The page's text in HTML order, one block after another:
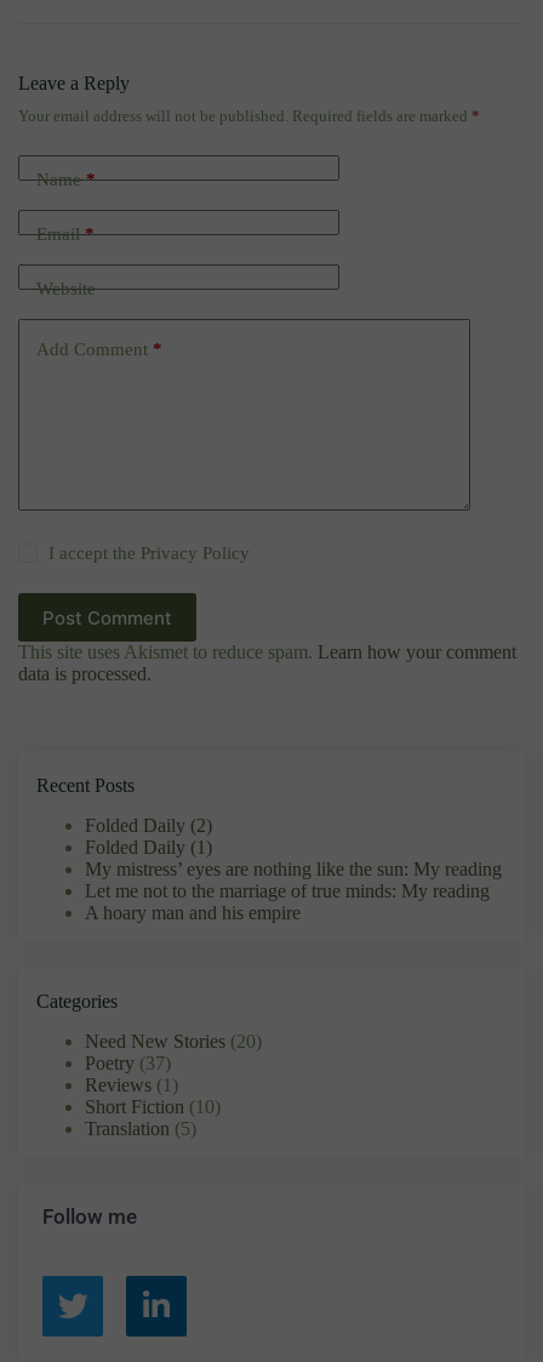
Leave a Reply
Your email address will not be published. Required fields are marked *
Name*
Email*
Website
Add Comment *
I accept the Privacy Policy
Post Comment
This site uses Akismet to reduce spam. Learn how your comment
data is processed.
Recent Posts
Folded Daily (2)
Folded Daily (1)
My mistress’ eyes are nothing like the sun: My reading
Let me not to the marriage of true minds: My reading
A hoary man and his empire
Categories
Need New Stories (20)
Poetry (37)
Reviews (1)
Short Fiction (10)
Translation (5)
Follow me